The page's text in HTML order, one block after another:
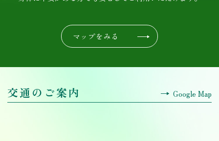
マップをみる
交通のご案内 Google Map